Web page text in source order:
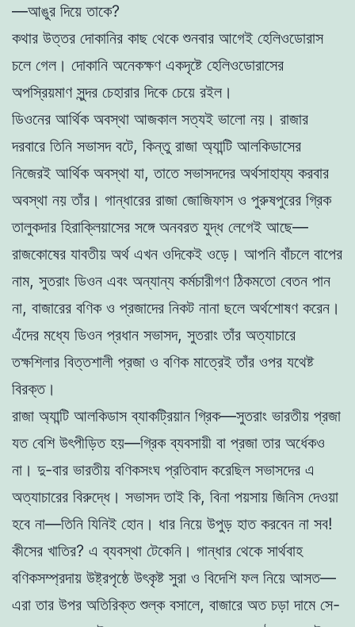
—আঙুর দিয়ে তাকে?
কথার উত্তর দোকানির কাছ থেকে শুনবার আগেই হেলিওডোরাস
চলে গেল। দোকানি অনেকক্ষণ একদৃষ্টে হেলিওডোরাসের
অপস্রিয়মাণ সুন্দর চেহারার দিকে চেয়ে রইল।
ডিওনের আর্থিক অবস্থা আজকাল সত্যই ভালো নয়। রাজার
দরবারে তিনি সভাসদ বটে, কিন্তু রাজা অ্যান্টি আলকিডাসের
নিজেরই আর্থিক অবস্থা যা, তাতে সভাসদদের অর্থসাহায্য করবার
অবস্থা নয় তাঁর। গান্ধারের রাজা জোজিফাস ও পুরুষপুরের গ্রিক
তালুকদার হিরাক্লিয়াসের সঙ্গে অনবরত যুদ্ধ লেগেই আছে—
রাজকোষের যাবতীয় অর্থ এখন ওদিকেই ওড়ে। আপনি বাঁচলে বাপের
নাম, সুতরাং ডিওন এবং অন্যান্য কর্মচারীগণ ঠিকমতো বেতন পান
না, বাজারের বণিক ও প্রজাদের নিকট নানা ছলে অর্থশোষণ করেন।
এঁদের মধ্যে ডিওন প্রধান সভাসদ, সুতরাং তাঁর অত্যাচারে
তক্ষশিলার বিত্তশালী প্রজা ও বণিক মাত্রেই তাঁর ওপর যথেষ্ট
বিরক্ত।
রাজা অ্যান্টি আলকিডাস ব্যাকট্রিয়ান গ্রিক—সুতরাং ভারতীয় প্রজা
যত বেশি উৎপীড়িত হয়—গ্রিক ব্যবসায়ী বা প্রজা তার অর্ধেকও
না। দু-বার ভারতীয় বণিকসংঘ প্রতিবাদ করেছিল সভাসদের এ
অত্যাচারের বিরুদ্ধে। সভাসদ তাই কি, বিনা পয়সায় জিনিস দেওয়া
হবে না—তিনি যিনিই হোন। ধার নিয়ে উপুড় হাত করবেন না সব!
কীসের খাতির? এ ব্যবস্থা টেকেনি। গান্ধার থেকে সার্থবাহ
বণিকসম্প্রদায় উষ্ট্রপৃষ্ঠে উৎকৃষ্ট সুরা ও বিদেশি ফল নিয়ে আসত—
এরা তার উপর অতিরিক্ত শুল্ক বসালে, বাজারে অত চড়া দামে সে-